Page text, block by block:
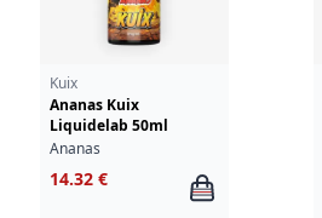
Kuix
Ananas Kuix
Liquidelab 50ml
Ananas
14.32 €